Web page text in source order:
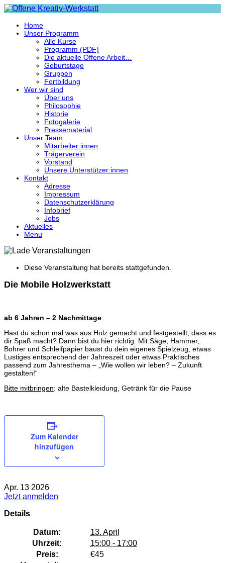
Home
Unser Programm
Alle Kurse
Programm (PDF)
Die aktuelle Offene Arbeit…
Geburtstage
Gruppen
Fortbildung
Wer wir sind
Über uns
Philosophie
Historie
Fotogalerie
Pressematerial
Unser Team
Mitarbeiter:innen
Trägerverein
Vorstand
Unsere Unterstützer:innen
Kontakt
Adresse
Impressum
Datenschutzerklärung
Infobrief
Jobs
Aktuelles
Menu
Diese Veranstaltung hat bereits stattgefunden.
Die Mobile Holzwerkstatt
ab 6 Jahren – 2 Nachmittage
Hast du schon mal was aus Holz gemacht und festgestellt, dass es
dir Spaß macht? Dann bist du hier richtig. Mit Säge, Hammer,
Bohrer und Schleifpapier baust du dein eigenes Spielzeug, etwas
Lustiges entsprechend der Jahreszeit oder etwas Praktisches
passend zum Jahresthema – „Wie wollen wir leben? – Zukunft
gestalten!“
Bitte mitbringen: alte Bastelkleidung, Getränk für die Pause
Zum Kalender
hinzufügen
Apr. 13 2026
Jetzt anmelden
Details
Datum:
13. April
Uhrzeit:
15:00 - 17:00
Preis:
€45